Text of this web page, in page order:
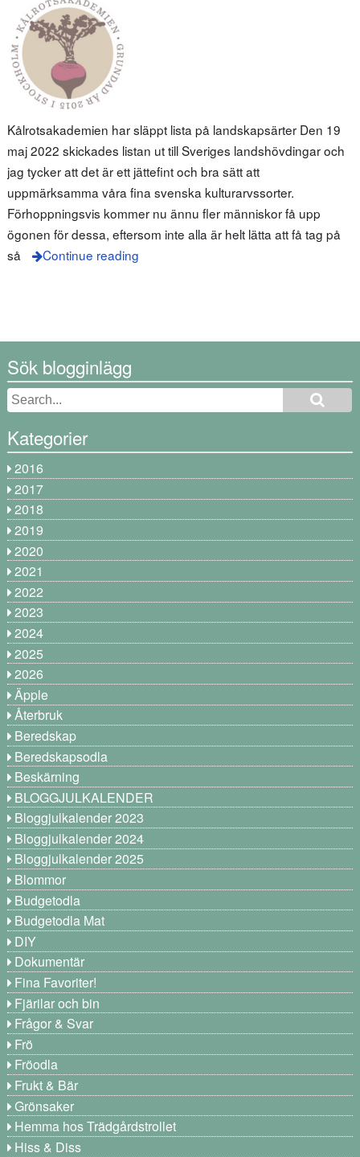
Kålrotsakademien har släppt lista på landskapsärter Den 19
maj 2022 skickades listan ut till Sveriges landshövdingar och
jag tycker att det är ett jättefint och bra sätt att
uppmärksamma våra fina svenska kulturarvssorter.
Förhoppningsvis kommer nu ännu fler människor få upp
ögonen för dessa, eftersom inte alla är helt lätta att få tag på
så
Continue reading
Sök blogginlägg
Kategorier
2016
2017
2018
2019
2020
2021
2022
2023
2024
2025
2026
Äpple
Återbruk
Beredskap
Beredskapsodla
Beskärning
BLOGGJULKALENDER
Bloggjulkalender 2023
Bloggjulkalender 2024
Bloggjulkalender 2025
Blommor
Budgetodla
Budgetodla Mat
DIY
Dokumentär
Fina Favoriter!
Fjärilar och bin
Frågor & Svar
Frö
Fröodla
Frukt & Bär
Grönsaker
Hemma hos Trädgårdstrollet
Hiss & Diss